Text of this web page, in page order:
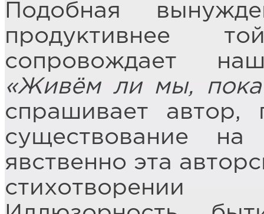
Подобная
продуктивнее
сопровождает
«Живём ли мы,
спрашивает автор,
существование на
явственно эта